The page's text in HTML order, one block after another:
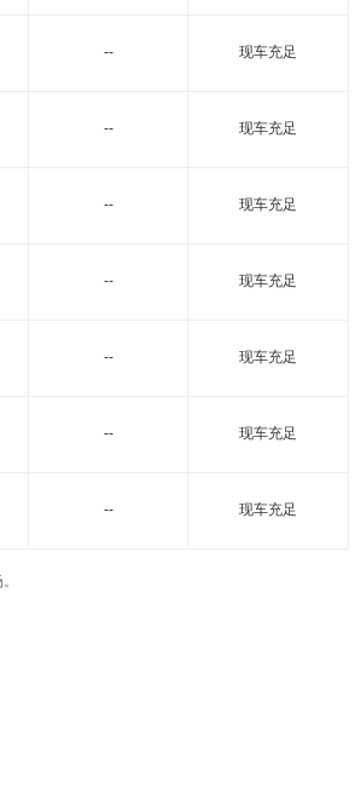
-- 现车充足
-- 现车充足
-- 现车充足
-- 现车充足
-- 现车充足
-- 现车充足
-- 现车充足